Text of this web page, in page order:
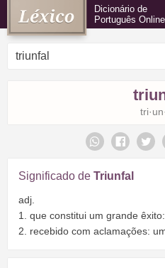
Dicionário de
Português Online
tri·un·
Significado de Triunfal
adj.
1. que constitui um grande
2. recebido com aclamações: